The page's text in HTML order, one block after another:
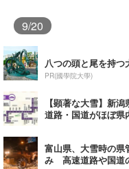
9/20
八つの頭と尾を持
PR(國學院大學)
【顕著な大雪】新
道路・国道がほぼ県
富山県、大雪時の県
み 高速道路や国道